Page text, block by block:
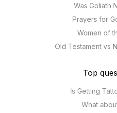
Was Goliath
Prayers for
Women of
Old Testament vs
Top
Is Getting
What